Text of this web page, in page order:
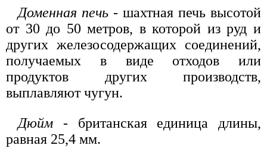
Доменная печь - шахтная печь высотой
от 30 до 50 метров, в которой из руд и
других железосодержащих соединений,
получаемых в виде отходов или
продуктов других производств,
выплавляют чугун.
Дюйм - британская единица длины,
равная 25,4 мм.